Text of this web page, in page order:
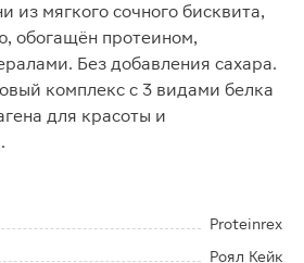
из мягкого сочного бисквита,
обогащён протеином,
Без добавления сахара.
комплекс с 3 видами белка
для красоты и
Proteinrex
Роял Кейк